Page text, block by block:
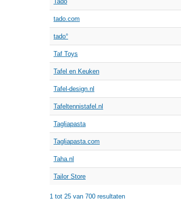
tado.com
tado°
Taf Toys
Tafel en Keuken
Tafel-design.nl
Tafeltennistafel.nl
Tagliapasta
Tagliapasta.com
Taha.nl
Tailor Store
1 tot 25 van 700 resultaten